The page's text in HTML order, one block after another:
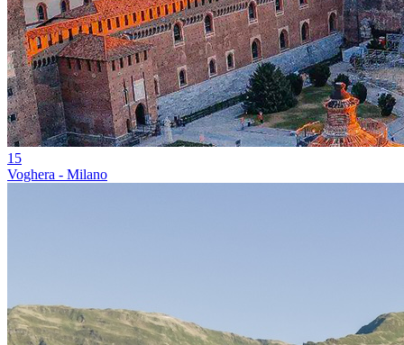
15
Voghera - Milano